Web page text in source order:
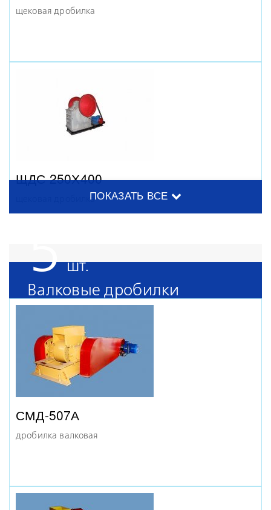
МОЛОТКОВАЯ ДРОБИЛКА 1955
дробилка молотковая
МД 7Х9
щековая дробилка
ЩДС 250Х400
щековая дробилка
ЩДС 180Х250
щековая дробилка
ПОКАЗАТЬ ВСЕ
Валковые дробилки
5
СМД-507А
дробилка валковая